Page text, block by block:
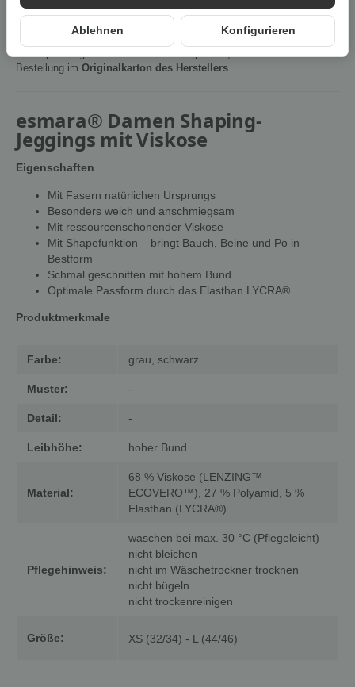
, vermeiden wir aufwendige
Bestellung im Originalkarton des Herstellers
esmara® Damen Shaping-
Jeggings mit Viskose
Eigenschaften
Mit Fasern natürlichen Ursprungs
Besonders weich und anschmiegsam
Mit ressourcenschonender Viskose
Mit Shapefunktion – bringt Bauch, Beine und Po in
Bestform
Schmal geschnitten mit hohem Bund
Optimale Passform durch das Elasthan LYCRA®
Produktmerkmale
Farbe: grau, schwarz
Muster: -
Detail: -
Leibhöhe: hoher Bund
Material:
68 % Viskose (LENZING™
ECOVERO™), 27 % Polyamid, 5 %
Elasthan (LYCRA®)
Pflegehinweis:
waschen bei max. 30 °C (Pflegeleicht)
nicht bleichen
nicht im Wäschetrockner trocknen
nicht bügeln
nicht trockenreinigen
Größe: XS (32/34) - L (44/46)
Ablehnen Konfigurieren